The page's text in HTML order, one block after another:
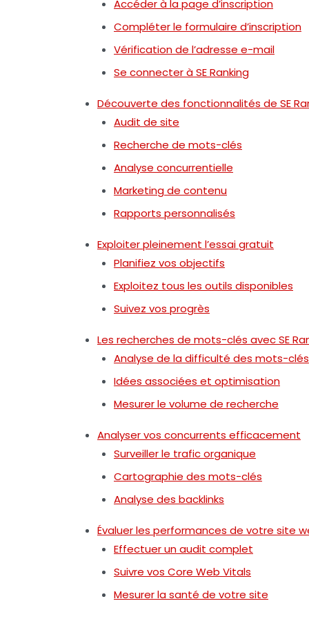
Accéder à la page d’inscription
Compléter le formulaire d’inscription
Vérification de l’adresse e-mail
Se connecter à SE Ranking
Découverte des fonctionnalités de SE
Audit de site
Recherche de mots-clés
Analyse concurrentielle
Marketing de contenu
Rapports personnalisés
Exploiter pleinement l’essai gratuit
Planifiez vos objectifs
Exploitez tous les outils disponibles
Suivez vos progrès
Les recherches de mots-clés avec SE
Analyse de la difficulté des mots-clés
Idées associées et optimisation
Mesurer le volume de recherche
Analyser vos concurrents efficacement
Surveiller le trafic organique
Cartographie des mots-clés
Analyse des backlinks
Évaluer les performances de votre site
Effectuer un audit complet
Suivre vos Core Web Vitals
Mesurer la santé de votre site